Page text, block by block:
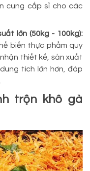
cung cấp sỉ cho các
lớn (50kg - 100kg):
biến thực phẩm quy
thiết kế, sản xuất
tích lớn hơn, đáp
trộn khô gà